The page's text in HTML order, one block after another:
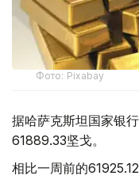
Фото: Pixabay
据哈萨克斯坦国家银
61889.33坚戈。
相比一周前的